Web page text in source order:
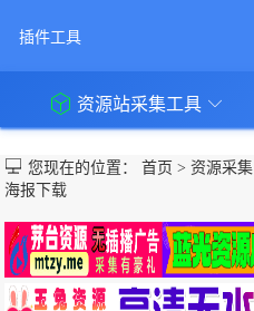
插件工具
资源站采集工具
您现在的位置：首页 >资源采集
海报下载